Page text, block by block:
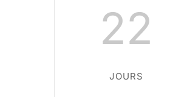
22
JOURS